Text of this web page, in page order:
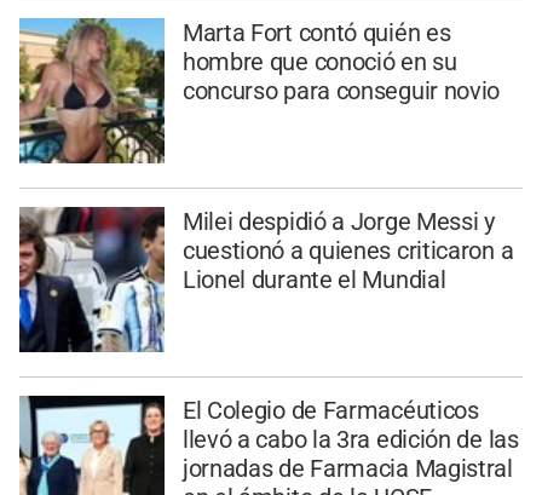
Marta Fort contó quién es
hombre que conoció en su
concurso para conseguir novio
Milei despidió a Jorge Messi y
cuestionó a quienes criticaron a
Lionel durante el Mundial
El Colegio de Farmacéuticos
llevó a cabo la 3ra edición de las
jornadas de Farmacia Magistral